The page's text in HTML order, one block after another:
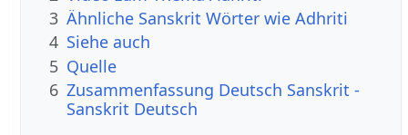
3 Ähnliche Sanskrit Wörter wie Adhriti
4 Siehe auch
5 Quelle
6 Zusammenfassung Deutsch Sanskrit -
Sanskrit Deutsch